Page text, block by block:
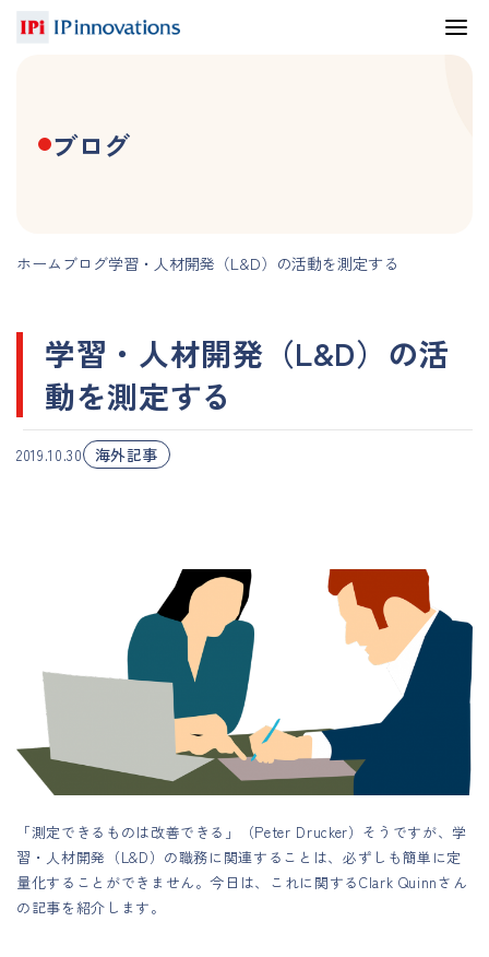
ブログ
ホーム ブログ学習・人材開発（L&D）の活動を測定する
学習・人材開発（L&D）の活
動を測定する
2019.10.30 海外記事
「測定できるものは改善できる」（Peter Drucker）そうですが、学
習・人材開発（L&D）の職務に関連することは、必ずしも簡単に定
量化することができません。今日は、これに関するClark Quinnさん
の記事を紹介します。